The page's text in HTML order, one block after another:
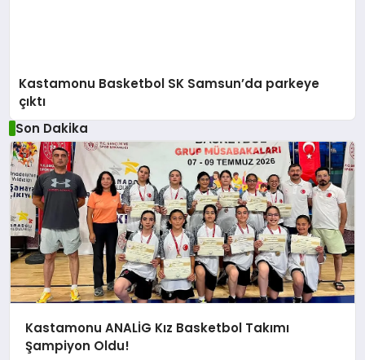
Kastamonu Basketbol SK Samsun’da parkeye
çıktı
Son Dakika
Kastamonu ANALİG Kız Basketbol Takımı
Şampiyon Oldu!